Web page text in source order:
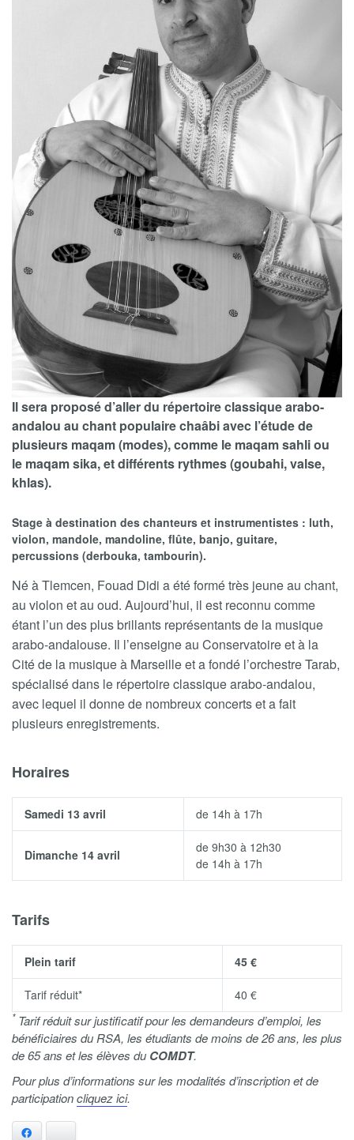
Il sera proposé d’aller du répertoire classique arabo-
andalou au chant populaire chaâbi avec l’étude de
plusieurs maqam (modes), comme le maqam sahli ou
le maqam sika, et différents rythmes (goubahi, valse,
khlas).
Stage à destination des chanteurs et instrumentistes : luth,
violon, mandole, mandoline, flûte, banjo, guitare,
percussions (derbouka, tambourin).
Né à Tlemcen, Fouad Didi a été formé très jeune au chant,
au violon et au oud. Aujourd’hui, il est reconnu comme
étant l’un des plus brillants représentants de la musique
arabo-andalouse. Il l’enseigne au Conservatoire et à la
Cité de la musique à Marseille et a fondé l’orchestre Tarab,
spécialisé dans le répertoire classique arabo-andalou,
avec lequel il donne de nombreux concerts et a fait
plusieurs enregistrements.
Horaires
Samedi 13 avril de 14h à 17h
Dimanche 14 avril
de 9h30 à 12h30
de 14h à 17h
Tarifs
Plein tarif 45 €
Tarif réduit* 40 €
*Tarif réduit sur justificatif pour les demandeurs d’emploi, les
bénéficiaires du RSA, les étudiants de moins de 26 ans, les plus
de 65 ans et les élèves du COMDT.
Pour plus d’informations sur les modalités d’inscription et de
participationcliquez ici.